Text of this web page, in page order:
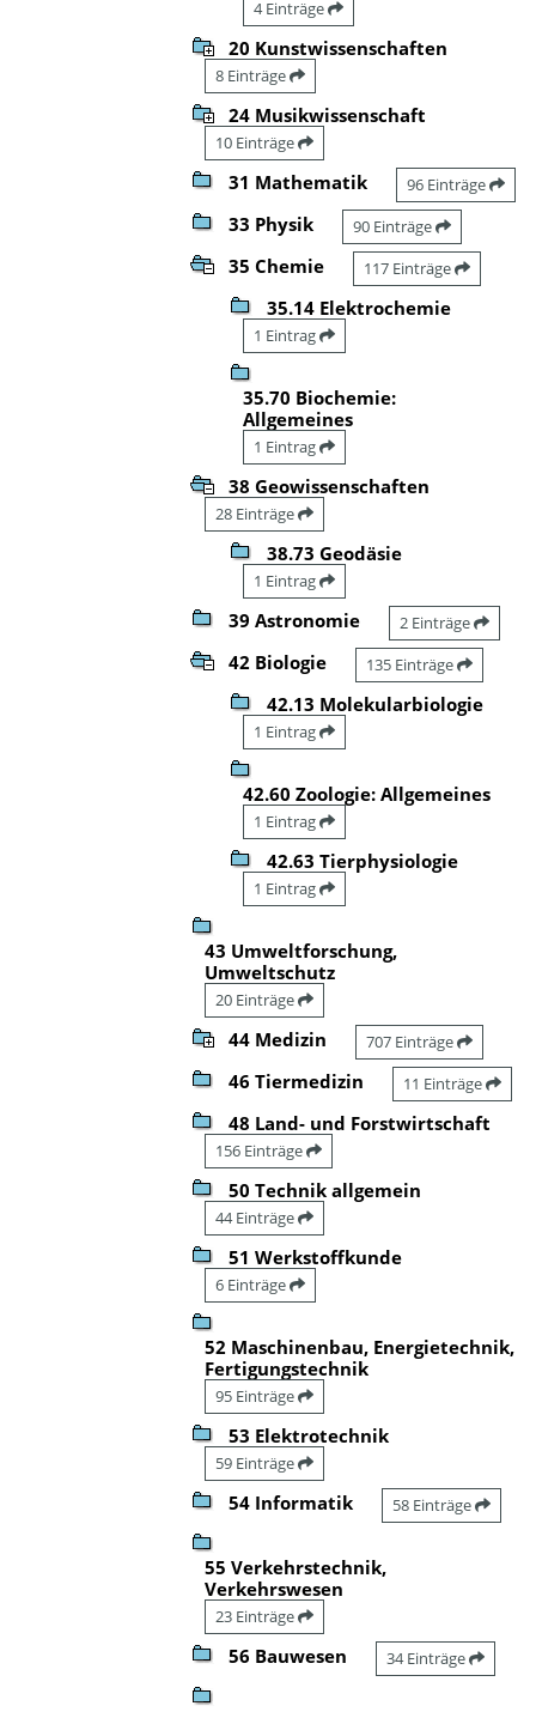
4 Einträge
20 Kunstwissenschaften
8 Einträge
24 Musikwissenschaft
10 Einträge
31 Mathematik 96 Einträge
33 Physik 90 Einträge
35 Chemie 117 Einträge
35.14 Elektrochemie
1 Eintrag
35.70 Biochemie:
Allgemeines
1 Eintrag
38 Geowissenschaften
28 Einträge
38.73 Geodäsie
1 Eintrag
39 Astronomie 2 Einträge
42 Biologie 135 Einträge
42.13 Molekularbiologie
1 Eintrag
42.60 Zoologie: Allgemeines
1 Eintrag
42.63 Tierphysiologie
1 Eintrag
43 Umweltforschung,
Umweltschutz
20 Einträge
44 Medizin 707 Einträge
46 Tiermedizin 11 Einträge
48 Land- und Forstwirtschaft
156 Einträge
50 Technik allgemein
44 Einträge
51 Werkstoffkunde
6 Einträge
52 Maschinenbau, Energietechnik,
Fertigungstechnik
95 Einträge
53 Elektrotechnik
59 Einträge
54 Informatik 58 Einträge
55 Verkehrstechnik,
Verkehrswesen
23 Einträge
56 Bauwesen 34 Einträge